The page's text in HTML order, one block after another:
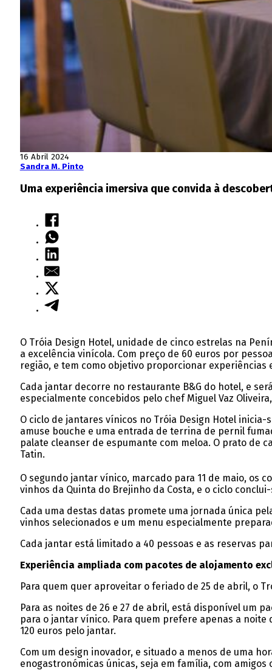
16 Abril 2024
Sandra M. Pinto
Uma experiência imersiva que convida à
O Tróia Design Hotel, unidade de cinco estrelas na
a excelência vinícola. Com preço de 60 euros por
região, e tem como objetivo proporcionar experiências
Cada jantar decorre no restaurante B&G do hotel, e
especialmente concebidos pelo chef Miguel Vaz
O ciclo de jantares vínicos no Tróia Design Hotel
amuse bouche e uma entrada de terrina de pernil
palate cleanser de espumante com meloa. O prato de
Tatin.
O segundo jantar vínico, marcado para 11 de maio, os
vinhos da Quinta do Brejinho da Costa, e o ciclo
Cada uma destas datas promete uma jornada única
vinhos selecionados e um menu especialmente
Cada jantar está limitado a 40 pessoas e as reservas
Experiência ampliada com pacotes de alojamento
Para quem quer aproveitar o feriado de 25 de abril, o
Para as noites de 26 e 27 de abril, está disponível um
para o jantar vínico. Para quem prefere apenas a
120 euros pelo jantar.
Com um design inovador, e situado a menos de uma
enogastronómicas únicas, seja em família, com amigos